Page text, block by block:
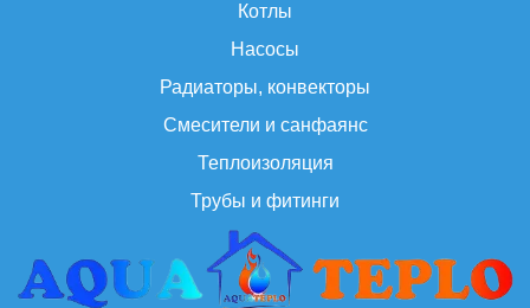
Котлы
Насосы
Радиаторы, конвекторы
Смесители и санфаянс
Теплоизоляция
Трубы и фитинги